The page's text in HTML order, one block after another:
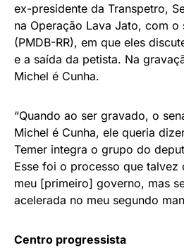
ex-presidente da Transpetro,
na Operação Lava Jato, com o
(PMDB-RR), em que eles
e a saída da petista. Na
Michel é Cunha.
“Quando ao ser gravado, o
Michel é Cunha, ele queria
Temer integra o grupo do
Esse foi o processo que talvez
meu [primeiro] governo, mas
acelerada no meu segundo
Centro progressista